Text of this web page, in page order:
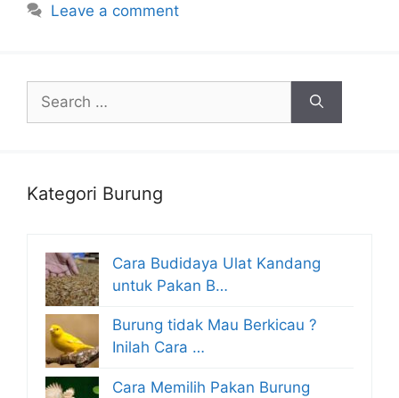
Leave a comment
for:
Kategori Burung
Cara Budidaya Ulat Kandang
untuk Pakan B…
Burung tidak Mau Berkicau ?
Inilah Cara …
Cara Memilih Pakan Burung